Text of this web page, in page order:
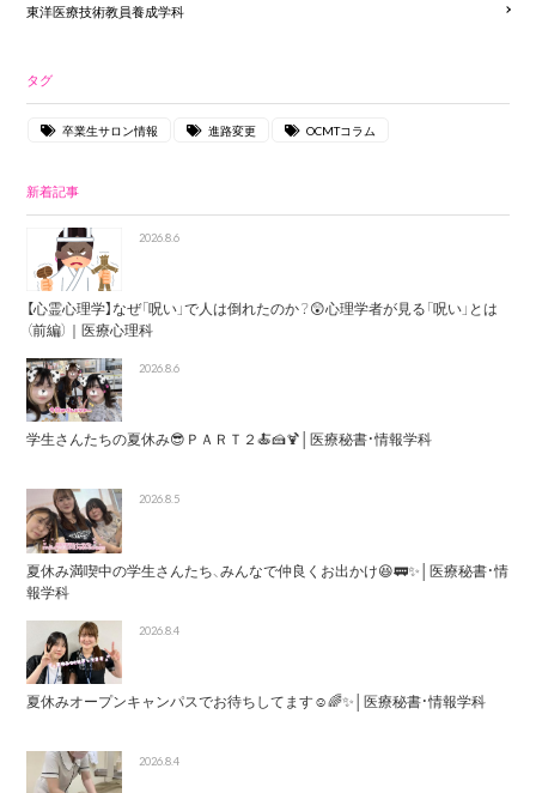
東洋医療技術教員養成学科
タグ
卒業生サロン情報 進路変更 OCMTコラム
新着記事
2026.8.6
【心霊心理学】なぜ「呪い」で人は倒れたのか？😲心理学者が見る「呪い」とは
（前編）｜医療心理科
2026.8.6
学生さんたちの夏休み😎ＰＡＲＴ２🍝🍰🍹│医療秘書・情報学科
2026.8.5
夏休み満喫中の学生さんたち、みんなで仲良くお出かけ😆🚃✨│医療秘書・情
報学科
2026.8.4
夏休みオープンキャンパスでお待ちしてます☺️🌈✨│医療秘書・情報学科
2026.8.4